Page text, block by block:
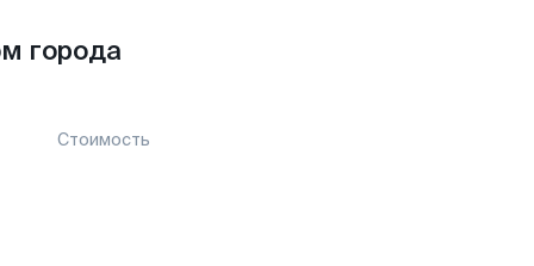
города
Стоимость